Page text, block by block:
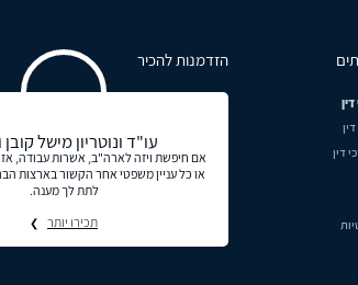
דין
הזדמנות להכיר
עו"ד ונוטריון מישל קובן
אם חיפשת ויזה לארה"ב, אשרות עבודה,
או כל עניין משפטי אחר הקשור בארצות
לתת לך מענה.
תכירו יותר